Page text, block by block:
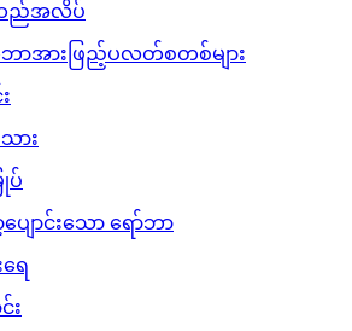
ည်အလိပ်
ာအားဖြည့်ပလတ်စတစ်များ
ား
ပ်
ပျောင်းသော ရော်ဘာ
ရေ
း